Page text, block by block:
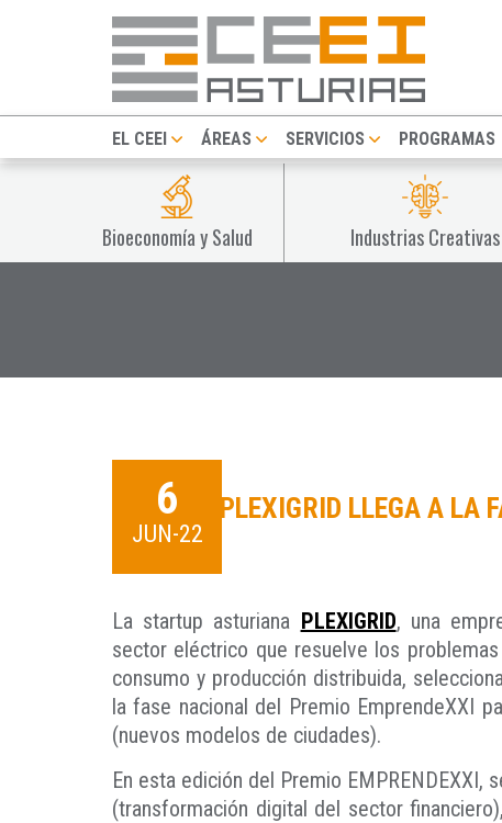
EL CEEI ÁREAS SERVICIOS PROGRAMAS
Bioeconomía y Salud Industrias Creativas
6
JUN-22
PLEXIGRID LLEGA A LA
La startup asturiana PLEXIGRID, una
sector eléctrico que resuelve los
consumo y producción distribuida,
la fase nacional del Premio EmprendeXXI
(nuevos modelos de ciudades).
En esta edición del Premio
(transformación digital del sector